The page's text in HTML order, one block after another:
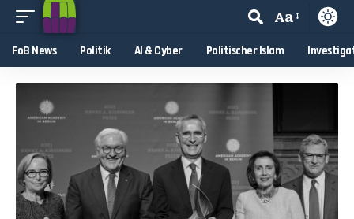
Aa
FoB News Politik AI & Cyber Politischer Islam